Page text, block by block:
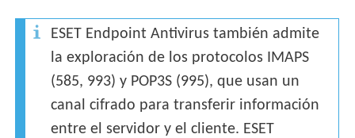
ESET Endpoint Antivirus también admite
la exploración de los protocolos IMAPS
(585, 993) y POP3S (995), que usan un
canal cifrado para transferir información
entre el servidor y el cliente. ESET